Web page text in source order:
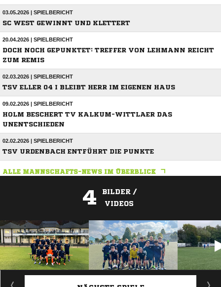
03.05.2026 | SPIELBERICHT
SC WEST GEWINNT UND KLETTERT
20.04.2026 | SPIELBERICHT
DOCH NOCH GEPUNKTET: TREFFER VON LEHMANN REICHT
ZUM REMIS
02.03.2026 | SPIELBERICHT
TSV ELLER 04 I BLEIBT HERR IM EIGENEN HAUS
09.02.2026 | SPIELBERICHT
HOLM BESCHERT TV KALKUM-WITTLAER DAS
UNENTSCHIEDEN
02.02.2026 | SPIELBERICHT
TSV URDENBACH ENTFÜHRT DIE PUNKTE
ALLE MANNSCHAFTS-NEWS IM ÜBERBLICK
4
BILDER /
VIDEOS
ANZEIGE